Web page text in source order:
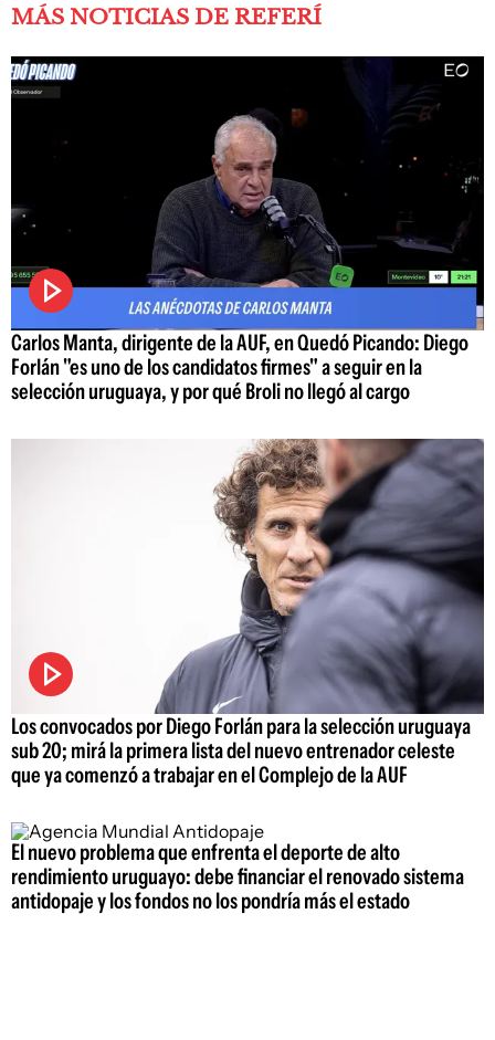
MÁS NOTICIAS DE REFERÍ
Carlos Manta, dirigente de la AUF, en Quedó Picando: Diego
Forlán "es uno de los candidatos firmes" a seguir en la
selección uruguaya, y por qué Broli no llegó al cargo
Los convocados por Diego Forlán para la selección uruguaya
sub 20; mirá la primera lista del nuevo entrenador celeste
que ya comenzó a trabajar en el Complejo de la AUF
El nuevo problema que enfrenta el deporte de alto
rendimiento uruguayo: debe financiar el renovado sistema
antidopaje y los fondos no los pondría más el estado